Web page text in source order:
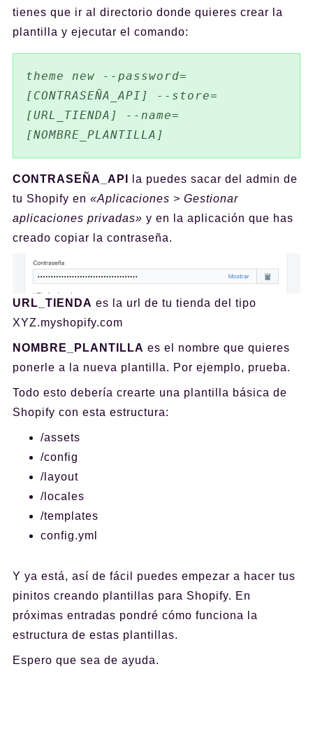
tienes que ir al directorio donde quieres crear la
plantilla y ejecutar el comando:
theme new --password=
[CONTRASEÑA_API] --store=
[URL_TIENDA] --name=
[NOMBRE_PLANTILLA]
CONTRASEÑA_API
la puedes sacar del admin de
tu Shopify en «Aplicaciones > Gestionar
aplicaciones privadas» y en la aplicación que has
creado copiar la contraseña.
URL_TIENDA es la url de tu tienda del tipo
XYZ.myshopify.com
NOMBRE_PLANTILLA es el nombre que quieres
ponerle a la nueva plantilla. Por ejemplo, prueba.
Todo esto debería crearte una plantilla básica de
Shopify con esta estructura:
/assets
/config
/layout
/locales
/templates
config.yml
Y ya está, así de fácil puedes empezar a hacer tus
pinitos creando plantillas para Shopify. En
próximas entradas pondré cómo funciona la
estructura de estas plantillas.
Espero que sea de ayuda.